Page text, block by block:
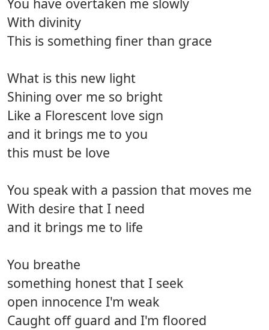
With divinity
This is something finer than grace
What is this new light
Shining over me so bright
Like a Florescent love sign
and it brings me to you
this must be love
You speak with a passion that moves me
With desire that I need
and it brings me to life
You breathe
something honest that I seek
open innocence I'm weak
Caught off guard and I'm floored